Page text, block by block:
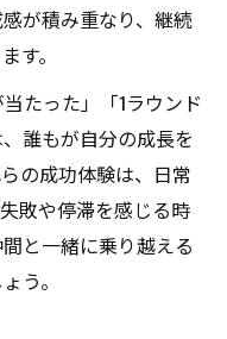
が積み重なり、継続
す。
たった」「1ラウンド
誰もが自分の成長を
の成功体験は、日常
敗や停滞を感じる時
と一緒に乗り越える
う。